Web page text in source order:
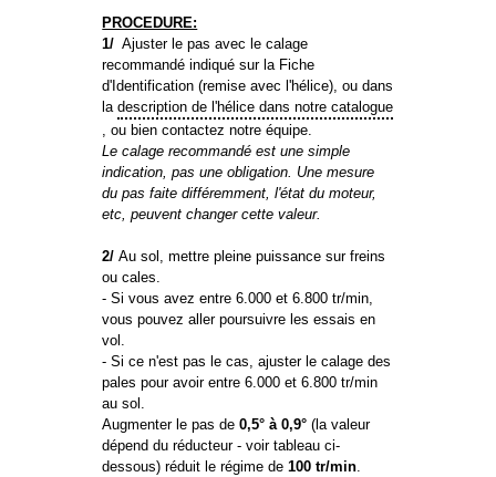
PROCEDURE:
1/ Ajuster le pas avec le calage
recommandé indiqué sur la Fiche
d'Identification (remise avec l'hélice), ou dans
ladescription de l'hélice dans notre catalogue
, ou bien contactez notre équipe.
Le calage recommandé est une simple
indication, pas une obligation. Une mesure
du pas faite différemment, l'état du moteur,
etc, peuvent changer cette valeur.
2/ Au sol, mettre pleine puissance sur freins
ou cales.
- Si vous avez entre 6.000 et 6.800 tr/min,
vous pouvez aller poursuivre les essais en
vol.
- Si ce n'est pas le cas, ajuster le calage des
pales pour avoir entre 6.000 et 6.800 tr/min
au sol.
Augmenter le pas de0,5° à 0,9° (la valeur
dépend du réducteur - voir tableau ci-
dessous) réduit le régime de100 tr/min.